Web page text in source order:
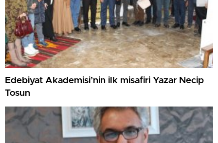
Edebiyat Akademisi’nin ilk misafiri Yazar Necip
Tosun